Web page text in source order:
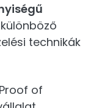
technikák
of